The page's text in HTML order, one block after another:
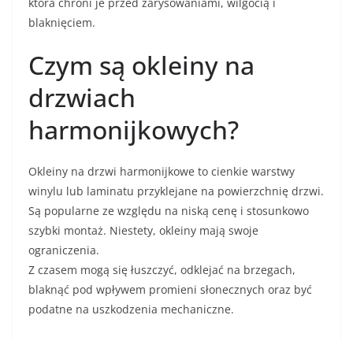
która chroni je przed zarysowaniami, wilgocią i
blaknięciem.
Czym są okleiny na
drzwiach
harmonijkowych?
Okleiny na drzwi harmonijkowe to cienkie warstwy
winylu lub laminatu przyklejane na powierzchnię drzwi.
Są popularne ze względu na niską cenę i stosunkowo
szybki montaż. Niestety, okleiny mają swoje
ograniczenia.
Z czasem mogą się łuszczyć, odklejać na brzegach,
blaknąć pod wpływem promieni słonecznych oraz być
podatne na uszkodzenia mechaniczne.